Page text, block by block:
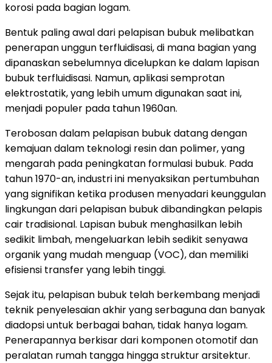
korosi pada bagian logam.
Bentuk paling awal dari pelapisan bubuk melibatkan
penerapan unggun terfluidisasi, di mana bagian yang
dipanaskan sebelumnya dicelupkan ke dalam lapisan
bubuk terfluidisasi. Namun, aplikasi semprotan
elektrostatik, yang lebih umum digunakan saat ini,
menjadi populer pada tahun 1960an.
Terobosan dalam pelapisan bubuk datang dengan
kemajuan dalam teknologi resin dan polimer, yang
mengarah pada peningkatan formulasi bubuk. Pada
tahun 1970-an, industri ini menyaksikan pertumbuhan
yang signifikan ketika produsen menyadari keunggulan
lingkungan dari pelapisan bubuk dibandingkan pelapis
cair tradisional. Lapisan bubuk menghasilkan lebih
sedikit limbah, mengeluarkan lebih sedikit senyawa
organik yang mudah menguap (VOC), dan memiliki
efisiensi transfer yang lebih tinggi.
Sejak itu, pelapisan bubuk telah berkembang menjadi
teknik penyelesaian akhir yang serbaguna dan banyak
diadopsi untuk berbagai bahan, tidak hanya logam.
Penerapannya berkisar dari komponen otomotif dan
peralatan rumah tangga hingga struktur arsitektur.